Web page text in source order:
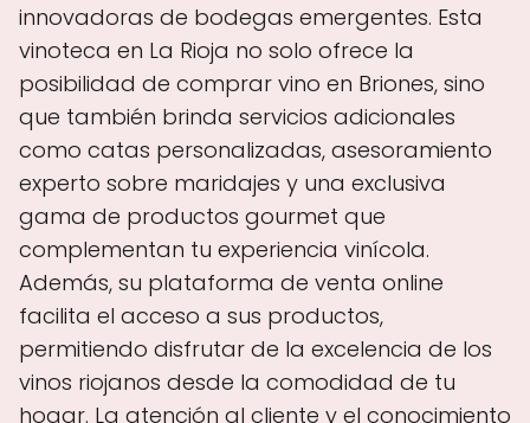
innovadoras de bodegas emergentes. Esta
vinoteca en La Rioja no solo ofrece la
posibilidad de comprar vino en Briones, sino
que también brinda servicios adicionales
como catas personalizadas, asesoramiento
experto sobre maridajes y una exclusiva
gama de productos gourmet que
complementan tu experiencia vinícola.
Además, su plataforma de venta online
facilita el acceso a sus productos,
permitiendo disfrutar de la excelencia de los
vinos riojanos desde la comodidad de tu
hogar. La atención al cliente y el conocimiento